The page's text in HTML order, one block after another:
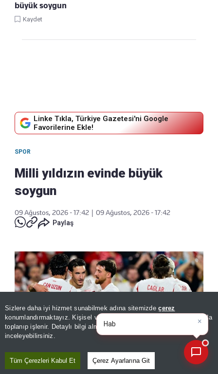
Sizlere daha iyi hizmet sunabilmek adına sitemizdeçerez
konumlandırmaktayız. Kişisel verileriniz, KVKK ve GDPR kapsamında
toplanıp işlenir. Detaylı bilgi almak için
inceleyebilirsiniz.
Tüm Çerezleri Kabul Et Çerez Ayarlarına Git
büyük soygun
Kaydet
Linke Tıkla, Türkiye Gazetesi'ni Google
Favorilerine Ekle!
SPOR
Milli yıldızın evinde büyük
soygun
09 Ağustos, 2026 - 17:42
09 Ağustos, 2026 - 17:42
Paylaş
×
Bugünün öne çıkan manşetleri
ve g